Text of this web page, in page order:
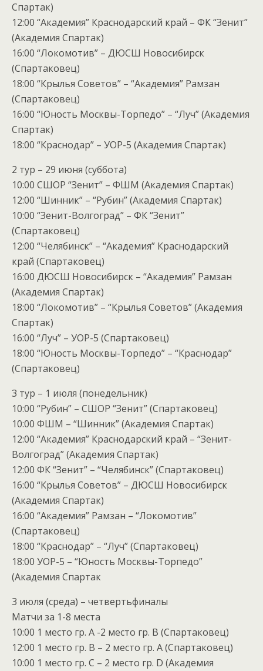
Спартак)
12:00 “Академия” Краснодарский край – ФК “Зенит”
(Академия Спартак)
16:00 “Локомотив” – ДЮСШ Новосибирск
(Спартаковец)
18:00 “Крылья Советов” – “Академия” Рамзан
(Спартаковец)
16:00 “Юность Москвы-Торпедо” – “Луч” (Академия
Спартак)
18:00 “Краснодар” – УОР-5 (Академия Спартак)
2 тур – 29 июня (суббота)
10:00 СШОР “Зенит” – ФШМ (Академия Спартак)
12:00 “Шинник” – “Рубин” (Академия Спартак)
10:00 “Зенит-Волгоград” – ФК “Зенит”
(Спартаковец)
12:00 “Челябинск” – “Академия” Краснодарский
край (Спартаковец)
16:00 ДЮСШ Новосибирск – “Академия” Рамзан
(Академия Спартак)
18:00 “Локомотив” – “Крылья Советов” (Академия
Спартак)
16:00 “Луч” – УОР-5 (Спартаковец)
18:00 “Юность Москвы-Торпедо” – “Краснодар”
(Спартаковец)
3 тур – 1 июля (понедельник)
10:00 “Рубин” – СШОР “Зенит” (Спартаковец)
10:00 ФШМ – “Шинник” (Академия Спартак)
12:00 “Академия” Краснодарский край – “Зенит-
Волгоград” (Академия Спартак)
12:00 ФК “Зенит” – “Челябинск” (Спартаковец)
16:00 “Крылья Советов” – ДЮСШ Новосибирск
(Академия Спартак)
16:00 “Академия” Рамзан – “Локомотив”
(Спартаковец)
18:00 “Краснодар” – “Луч” (Спартаковец)
18:00 УОР-5 – “Юность Москвы-Торпедо”
(Академия Спартак
3 июля (среда) – четвертьфиналы
Матчи за 1-8 места
10:00 1 место гр. А -2 место гр. В (Спартаковец)
12:00 1 место гр. В – 2 место гр. А (Спартаковец)
10:00 1 место гр. С – 2 место гр. D (Академия